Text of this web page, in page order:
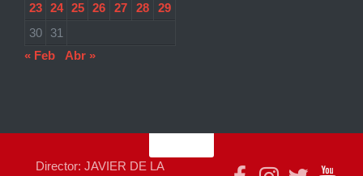
23
24 25 26 27 28
29
30
31
« Feb
Abr »
Director: JAVIER DE LA